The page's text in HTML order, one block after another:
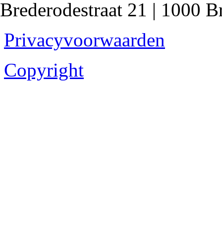
Brederodestraat 21 | 1000
Privacyvoorwaarden
Copyright